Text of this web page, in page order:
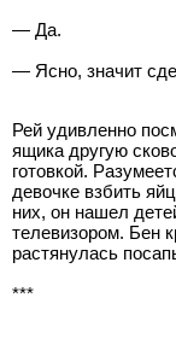
— Да.
— Ясно, значит
Рей удивленно
ящика другую
готовкой.
девочке взбить
них, он нашел
телевизором. Бен
растянулась
***